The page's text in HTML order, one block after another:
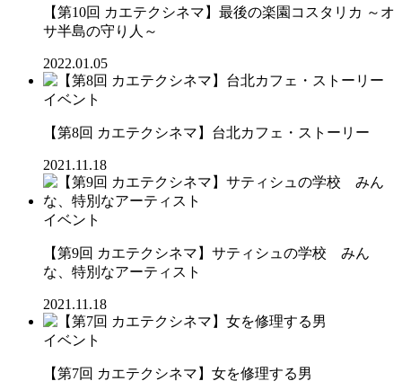
【第10回 カエテクシネマ】最後の楽園コスタリカ ～オ
サ半島の守り人～
2022.01.05
イベント
【第8回 カエテクシネマ】台北カフェ・ストーリー
2021.11.18
イベント
【第9回 カエテクシネマ】サティシュの学校 みん
な、特別なアーティスト
2021.11.18
イベント
【第7回 カエテクシネマ】女を修理する男